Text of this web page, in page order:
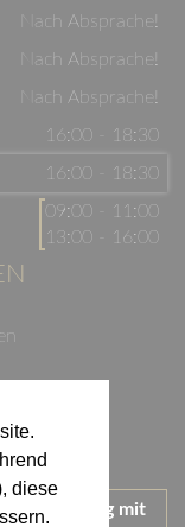
diese
Nach Absprache!
Nach Absprache!
Nach Absprache!
16:00 - 18:30
16:00 - 18:30
09:00 - 11:00
13:00 - 16:00
Umgang mit